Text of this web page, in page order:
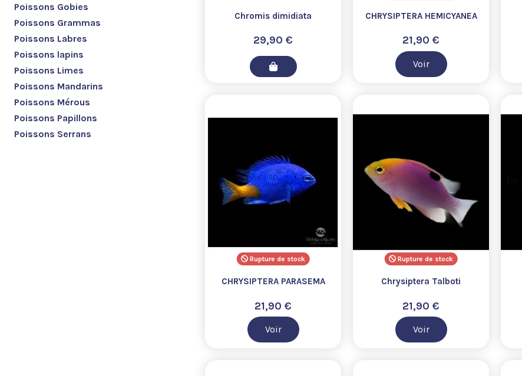
Chromis dimidiata
29,90 €
CHRYSIPTERA HEMICYANEA
21,90 €
Voir
Rupture de stock
CHRYSIPTERA PARASEMA
21,90 €
Voir
Rupture de stock
Chrysiptera Talboti
21,90 €
Voir
Poissons Gobies
Poissons Grammas
Poissons Labres
Poissons lapins
Poissons Limes
Poissons Mandarins
Poissons Mérous
Poissons Papillons
Poissons Serrans